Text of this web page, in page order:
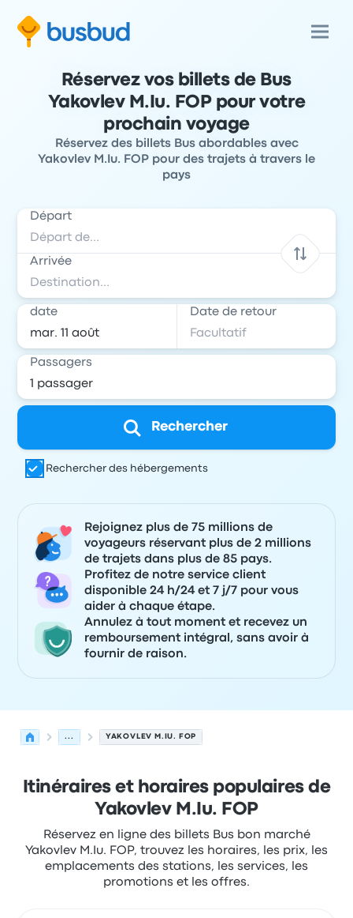
Réservez vos billets de Bus
Yakovlev M.Iu. FOP pour votre
prochain voyage
Réservez des billets Bus abordables avec
Yakovlev M.Iu. FOP pour des trajets à travers le
pays
Départ
Arrivée
date Date de retour
Passagers
Rechercher
Rechercher des hébergements
Rejoignez plus de 75 millions de
voyageurs réservant plus de 2 millions
de trajets dans plus de 85 pays.
Profitez de notre service client
disponible 24 h/24 et 7 j/7 pour vous
aider à chaque étape.
Annulez à tout moment et recevez un
remboursement intégral, sans avoir à
fournir de raison.
... YAKOVLEV M.IU. FOP
Itinéraires et horaires populaires de
Yakovlev M.Iu. FOP
Réservez en ligne des billets Bus bon marché
Yakovlev M.Iu. FOP, trouvez les horaires, les prix, les
emplacements des stations, les services, les
promotions et les offres.